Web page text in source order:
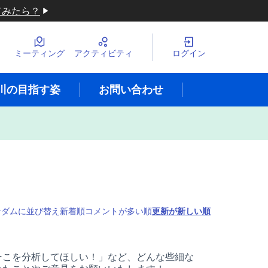
たら？
ミーティング アクティビティ ログイン
の目指す姿 お問い合わせ
ザーメニュー
ムに並び替え 新着順コメントが多い順更新が新しい順
を分析してほしい！」など、どんな些細な